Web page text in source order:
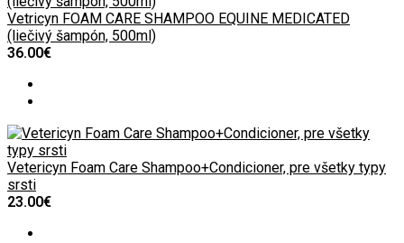
Vetricyn FOAM CARE SHAMPOO EQUINE MEDICATED
(liečivý šampón, 500ml)
36.00€
Vetericyn Foam Care Shampoo+Condicioner, pre všetky typy
srsti
23.00€